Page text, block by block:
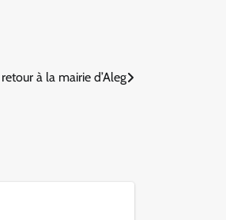
à la mairie d’Aleg